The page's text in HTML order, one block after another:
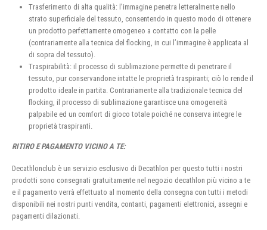
Trasferimento di alta qualità: l’immagine penetra letteralmente nello
strato superficiale del tessuto, consentendo in questo modo di ottenere
un prodotto perfettamente omogeneo a contatto con la pelle
(contrariamente alla tecnica del flocking, in cui l’immagine è applicata al
di sopra del tessuto).
Traspirabilità: il processo di sublimazione permette di penetrare il
tessuto, pur conservandone intatte le proprietà traspiranti; ciò lo rende il
prodotto ideale in partita. Contrariamente alla tradizionale tecnica del
flocking, il processo di sublimazione garantisce una omogeneità
palpabile ed un comfort di gioco totale poiché ne conserva integre le
proprietà traspiranti.
RITIRO E PAGAMENTO VICINO A TE:
Decathlonclub è un servizio esclusivo di Decathlon per questo tutti i nostri
prodotti sono consegnati gratuitamente nel negozio decathlon più vicino a te
e il pagamento verrà effettuato al momento della consegna con tutti i metodi
disponibili nei nostri punti vendita, contanti, pagamenti elettronici, assegni e
pagamenti dilazionati.